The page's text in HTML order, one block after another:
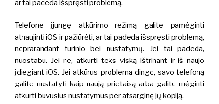
ar tai padeda išspręsti problemą.
Telefone įjungę atkūrimo režimą galite pamėginti
atnaujinti iOS ir pažiūrėti, ar tai padeda išspręsti problemą,
neprarandant turinio bei nustatymų. Jei tai padeda,
nuostabu. Jei ne, atkurti teks viską ištrinant ir iš naujo
įdiegiant iOS. Jei atkūrus problema dingo, savo telefoną
galite nustatyti kaip naują prietaisą arba galite mėginti
atkurti buvusius nustatymus per atsarginę jų kopiją.